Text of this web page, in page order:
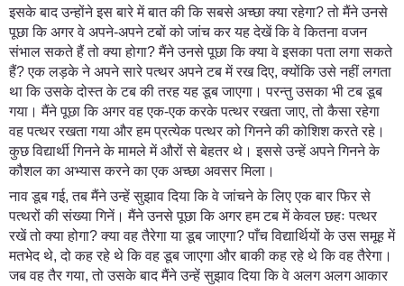
इसके बाद उन्होंने इस बारे में बात की कि सबसे अच्छा क्या रहेगा? तो मैंने उनसे
पूछा कि अगर वे अपने-अपने टबों को जांच कर यह देखें कि वे कितना वजन
संभाल सकते हैं तो क्या होगा? मैंने उनसे पूछा कि क्या वे इसका पता लगा सकते
हैं? एक लड़के ने अपने सारे पत्थर अपने टब में रख दिए, क्योंकि उसे नहीं लगता
था कि उसके दोस्त के टब की तरह यह डूब जाएगा। परन्तु उसका भी टब डूब
गया। मैंने पूछा कि अगर वह एक-एक करके पत्थर रखता जाए, तो कैसा रहेगा
वह पत्थर रखता गया और हम प्रत्येक पत्थर को गिनने की कोशिश करते रहे।
कुछ विद्यार्थी गिनने के मामले में औरों से बेहतर थे। इससे उन्हें अपने गिनने के
कौशल का अभ्यास करने का एक अच्छा अवसर मिला।
नाव डूब गई, तब मैंने उन्हें सुझाव दिया कि वे जांचने के लिए एक बार फिर से
पत्थरों की संख्या गिनें। मैंने उनसे पूछा कि अगर हम टब में केवल छहः पत्थर
रखें तो क्या होगा? क्या वह तैरेगा या डूब जाएगा? पाँच विद्यार्थियों के उस समूह में
मतभेद थे, दो कह रहे थे कि वह डूब जाएगा और बाकी कह रहे थे कि वह तैरेगा।
जब वह तैर गया, तो उसके बाद मैंने उन्हें सुझाव दिया कि वे अलग अलग आकार